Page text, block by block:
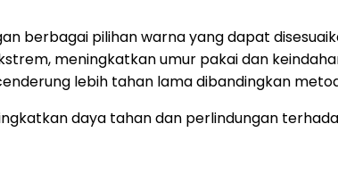
berbagai pilihan warna yang dapat
meningkatkan umur pakai dan
lebih tahan lama dibandingkan
daya tahan dan perlindungan